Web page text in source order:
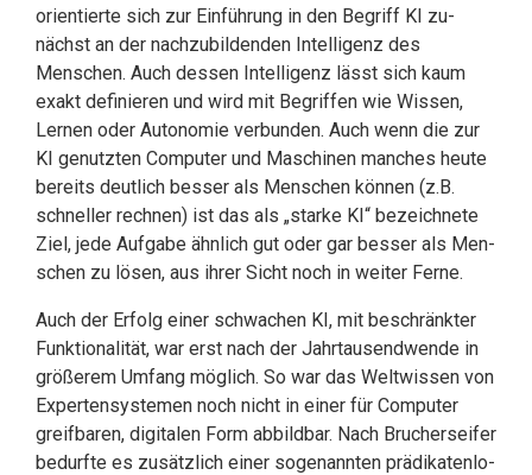
orientierte sich zur Einführung in den Begriff KI zu­
nächst an der nachzubildenden Intelligenz des
Menschen. Auch dessen Intel­li­genz lässt sich kaum
exakt definieren und wird mit Begriffen wie Wissen,
Lernen oder Autonomie verbunden. Auch wenn die zur
KI genutzten Computer und Maschi­nen manches heute
bereits deutlich besser als Menschen können (z.B.
schneller rechnen) ist das als „starke KI“ bezeichnete
Ziel, jede Aufgabe ähnlich gut oder gar besser als Men­
schen zu lösen, aus ihrer Sicht noch in weiter Ferne.
Auch der Erfolg einer schwachen KI, mit beschränkter
Funktionalität, war erst nach der Jahrtausendwende in
größerem Umfang möglich. So war das Weltwissen von
Expertensystemen noch nicht in einer für Computer
greifbaren, digitalen Form ab­bildbar. Nach Brucherseifer
be­durfte es zusätzlich einer sogenannten prädi­katenlo­